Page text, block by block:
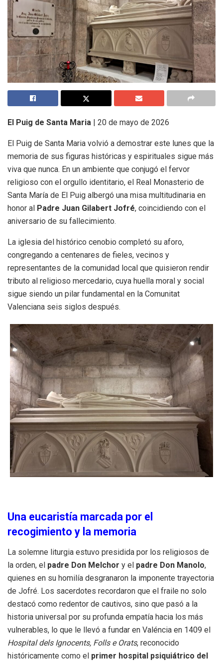
El Puig de Santa Maria | 20 de mayo de 2026
El Puig de Santa Maria volvió a demostrar este lunes que la
memoria de sus figuras históricas y espirituales sigue más
viva que nunca. En un ambiente que conjugó el fervor
religioso con el orgullo identitario, el Real Monasterio de
Santa María de El Puig albergó una misa multitudinaria en
honor al Padre Juan Gilabert Jofré, coincidiendo con el
aniversario de su fallecimiento.
La iglesia del histórico cenobio completó su aforo,
congregando a centenares de fieles, vecinos y
representantes de la comunidad local que quisieron rendir
tributo al religioso mercedario, cuya huella moral y social
sigue siendo un pilar fundamental en la Comunitat
Valenciana seis siglos después.
Una eucaristía marcada por el
recogimiento y la memoria
La solemne liturgia estuvo presidida por los religiosos de
la orden, el padre Don Melchor y el padre Don Manolo,
quienes en su homilía desgranaron la imponente trayectoria
de Jofré. Los sacerdotes recordaron que el fraile no solo
destacó como redentor de cautivos, sino que pasó a la
historia universal por su profunda empatía hacia los más
vulnerables, lo que le llevó a fundar en Valéncia en 1409 el
Hospital dels Ignocents, Folls e Orats, reconocido
históricamente como el primer hospital psiquiátrico del